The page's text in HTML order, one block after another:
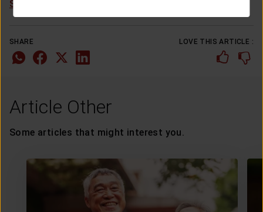
Seberapa Penting Pekerja Membutuhkan Asuransi
SHARE LOVE THIS ARTICLE :
Article Other
Some articles that might interest you.